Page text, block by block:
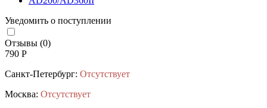
Уведомить о поступлении
Отзывы (0)
790 Р
Санкт-Петербург: Отсутствует
Москва: Отсутствует